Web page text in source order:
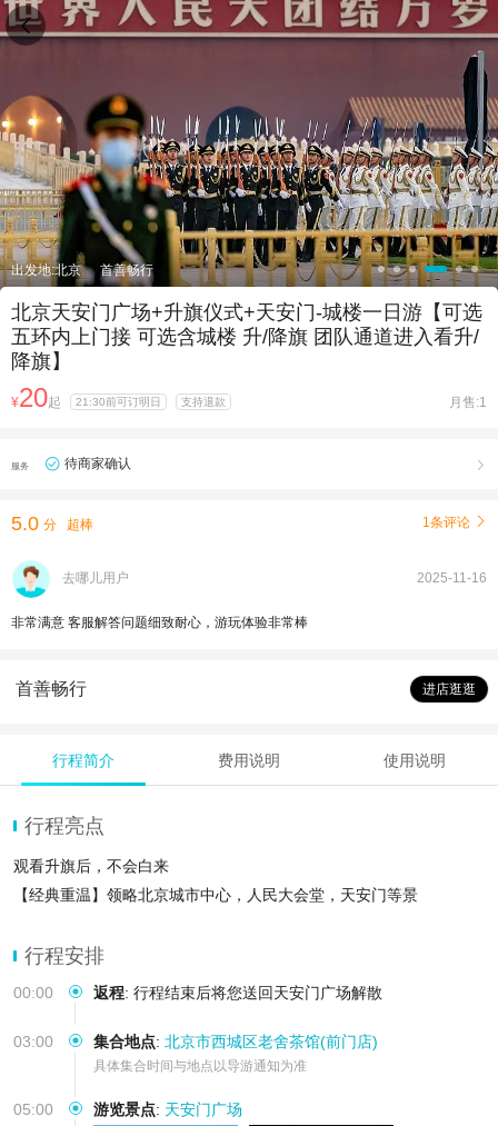
出发地:北京 首善畅行
北京天安门广场+升旗仪式+天安门-城楼一日游【可选
五环内上门接 可选含城楼 升/降旗 团队通道进入看升/
降旗】
¥20起 21:30前可订明日 支持退款 月售:1
服务 待商家确认 
5.0 分 超棒 1条评论 
去哪儿用户 2025-11-16
非常满意 客服解答问题细致耐心，游玩体验非常棒
首善畅行 进店逛逛
行程简介 费用说明 使用说明
行程亮点
观看升旗后，不会白来
【经典重温】领略北京城市中心，人民大会堂，天安门等景
行程安排
00:00 返程: 行程结束后将您送回天安门广场解散
03:00 集合地点: 北京市西城区老舍茶馆(前门店)
具体集合时间与地点以导游通知为准
05:00 游览景点: 天安门广场
